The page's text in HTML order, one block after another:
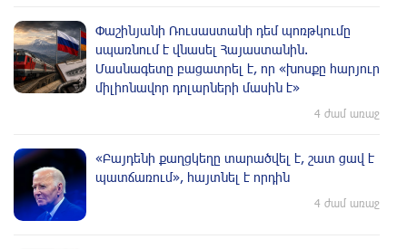
Փաշինյանի Ռուսաստանի դեմ պոռթկումը
սպառնում է վնասել Հայաստանին.
Մասնագետը բացատրել է, որ «խոսքը հարյուր
միլիոնավոր դոլարների մասին է»
4 ժամ առաջ
«Բայդենի քաղցկեղը տարածվել է, շատ ցավ է
պատճառում», հայտնել է որդին
4 ժամ առաջ